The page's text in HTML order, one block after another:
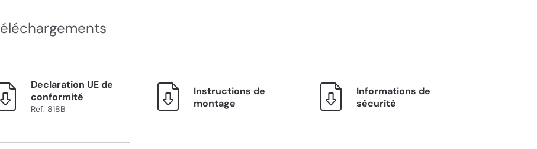
Declaration UE de
conformité
Ref. 818B
Instructions de
montage
Informations de
sécurité